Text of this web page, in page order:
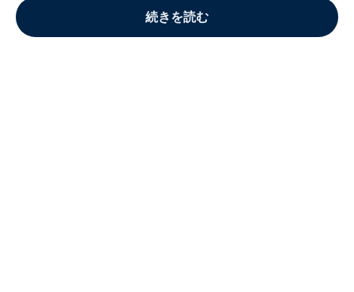
続きを読む